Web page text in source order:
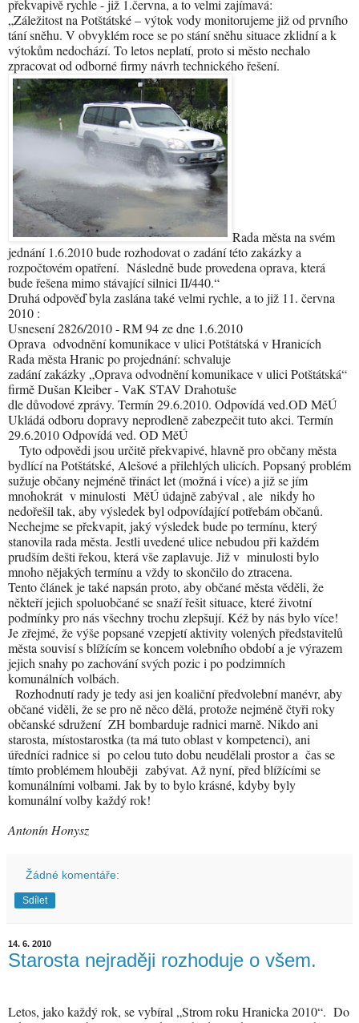
překvapivě rychle - již 1.června, a to velmi zajímavá:
„Záležitost na Potštátské – výtok vody monitorujeme již od prvního
tání sněhu. V obvyklém roce se po stání sněhu situace zklidní a k
výtokům nedochází. To letos neplatí, proto si město nechalo
zpracovat od odborné firmy návrh technického řešení.
Rada města na svém
jednání 1.6.2010 bude rozhodovat o zadání této zakázky a
rozpočtovém opatření. Následně bude provedena oprava, která
bude řešena mimo stávající silnici II/440.“
Druhá odpověď byla zaslána také velmi rychle, a to již 11. června
2010 :
Usnesení 2826/2010 - RM 94 ze dne 1.6.2010
Oprava odvodnění komunikace v ulici Potštátská v Hranicích
Rada města Hranic po projednání: schvaluje
zadání zakázky „Oprava odvodnění komunikace v ulici Potštátská“
firmě Dušan Kleiber - VaK STAV Drahotuše
dle důvodové zprávy. Termín 29.6.2010. Odpovídá ved.OD MěÚ
Ukládá odboru dopravy neprodleně zabezpečit tuto akci. Termín
29.6.2010 Odpovídá ved. OD MěÚ
Tyto odpovědi jsou určitě překvapivé, hlavně pro občany města
bydlící na Potštátské, Alešové a přilehlých ulicích. Popsaný problém
sužuje občany nejméně třináct let (možná i více) a již se jím
mnohokrát v minulosti MěÚ údajně zabýval , ale nikdy ho
nedořešil tak, aby výsledek byl odpovídající potřebám občanů.
Nechejme se překvapit, jaký výsledek bude po termínu, který
stanovila rada města. Jestli uvedené ulice nebudou při každém
prudším dešti řekou, která vše zaplavuje. Již v minulosti bylo
mnoho nějakých termínu a vždy to skončilo do ztracena.
Tento článek je také napsán proto, aby občané města věděli, že
někteří jejich spoluobčané se snaží řešit situace, které životní
podmínky pro nás všechny trochu zlepšují. Kéž by nás bylo více!
Je zřejmé, že výše popsané vzepjetí aktivity volených představitelů
města souvisí s blížícím se koncem volebního období a je výrazem
jejich snahy po zachování svých pozic i po podzimních
komunálních volbách.
Rozhodnutí rady je tedy asi jen koaliční předvolební manévr, aby
občané viděli, že se pro ně něco dělá, protože nejméně čtyři roky
občanské sdružení ZH bombarduje radnici marně. Nikdo ani
starosta, místostarostka (ta má tuto oblast v kompetenci), ani
úředníci radnice si po celou tuto dobu neudělali prostor a čas se
tímto problémem hlouběji zabývat. Až nyní, před blížícími se
komunálními volbami. Jak by to bylo krásné, kdyby byly
komunální volby každý rok!
Antonín Honysz
Žádné komentáře:
Sdílet
14. 6. 2010
Starosta nejraději rozhoduje o všem.
Letos, jako každý rok, se vybíral „Strom roku Hranicka 2010“. Do